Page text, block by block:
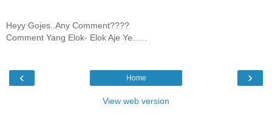
Heyy Gojes..Any Comment????
Comment Yang Elok- Elok Aje Ye......
‹ ›
Home
View web version